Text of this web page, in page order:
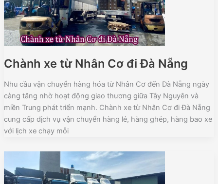
Chành xe từ Nhân Cơ đi Đà Nẵng
Nhu cầu vận chuyển hàng hóa từ Nhân Cơ đến Đà Nẵng ngày
càng tăng nhờ hoạt động giao thương giữa Tây Nguyên và
miền Trung phát triển mạnh. Chành xe từ Nhân Cơ đi Đà Nẵng
cung cấp dịch vụ vận chuyển hàng lẻ, hàng ghép, hàng bao xe
với lịch xe chạy mỗi